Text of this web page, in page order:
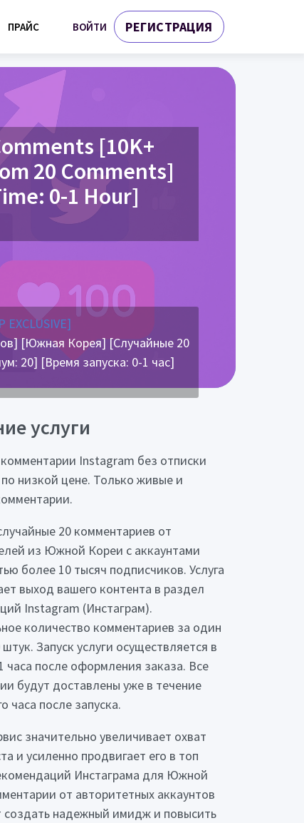
ПРАЙС ВОЙТИ РЕГИСТРАЦИЯ
[10K+
20 Comments]
0-1 Hour]
[Южная Корея] [Случайные 20
20] [Время запуска: 0-1 час]
услуги
Instagram без отписки
низкой цене. Только живые и
20 комментариев от
из Южной Кореи с аккаунтами
более 10 тысяч подписчиков. Услуга
выход вашего контента в раздел
Instagram (Инстаграм).
количество комментариев за один
Запуск услуги осуществляется в
часа после оформления заказа. Все
будут доставлены уже в течение
часа после запуска.
значительно увеличивает охват
и усиленно продвигает его в топ
Инстаграма для Южной
от авторитетных аккаунтов
создать надежный имидж и повысить